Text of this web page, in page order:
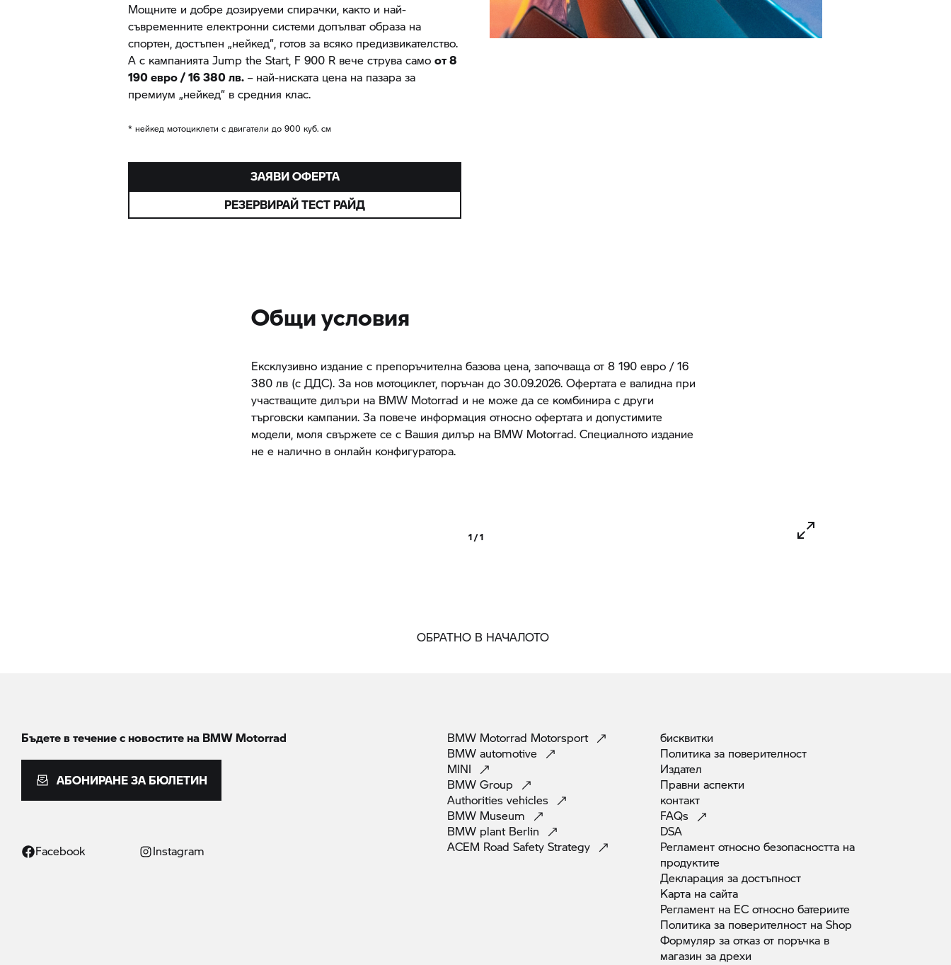
Мощните и добре дозируеми спирачки, както и най-
съвременните електронни системи допълват образа на
спортен, достъпен „нейкед“, готов за всяко предизвикателство.
А с кампанията Jump the Start, F 900 R вече струва самоот 8
190 евро / 16 380 лв. – най-ниската цена на пазара за
премиум „нейкед“ в средния клас.
* нейкед мотоциклети с двигатели до 900 куб. см
ЗАЯВИ ОФЕРТА
РЕЗЕРВИРАЙ ТЕСТ РАЙД
Общи условия
Ексклузивно издание с препоръчителна базова цена, започваща от 8 190 евро / 16
380 лв (с ДДС). За нов мотоциклет, поръчан до 30.09.2026. Офертата е валидна при
участващите дилъри на BMW Motorrad и не може да се комбинира с други
търговски кампании. За повече информация относно офертата и допустимите
модели, моля свържете се с Вашия дилър на BMW Motorrad. Специалното издание
не е налично в онлайн конфигуратора.
1 / 1
ОБРАТНО В НАЧАЛОТО
Бъдете в течение с новостите на BMW Motorrad
АБОНИРАНЕ ЗА БЮЛЕТИН
Facebook Instagram
BMW Motorrad Motorsport
BMW automotive
MINI
BMW Group
Authorities vehicles
BMW Museum
BMW plant Berlin
ACEM Road Safety Strategy
бисквитки
Политика за поверителност
Издател
Правни аспекти
контакт
FAQs
DSA
Регламент относно безопасността на
продуктите
Декларация за достъпност
Карта на сайта
Регламент на ЕС относно батериите
Политика за поверителност на Shop
Формуляр за отказ от поръчка в
магазин за дрехи